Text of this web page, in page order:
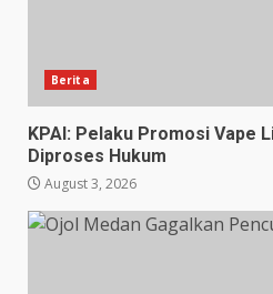
Berita
KPAI: Pelaku Promosi Vape
Diproses Hukum
August 3, 2026